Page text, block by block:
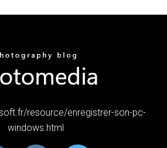
resource/enregistrer-son-pc-
windows.html